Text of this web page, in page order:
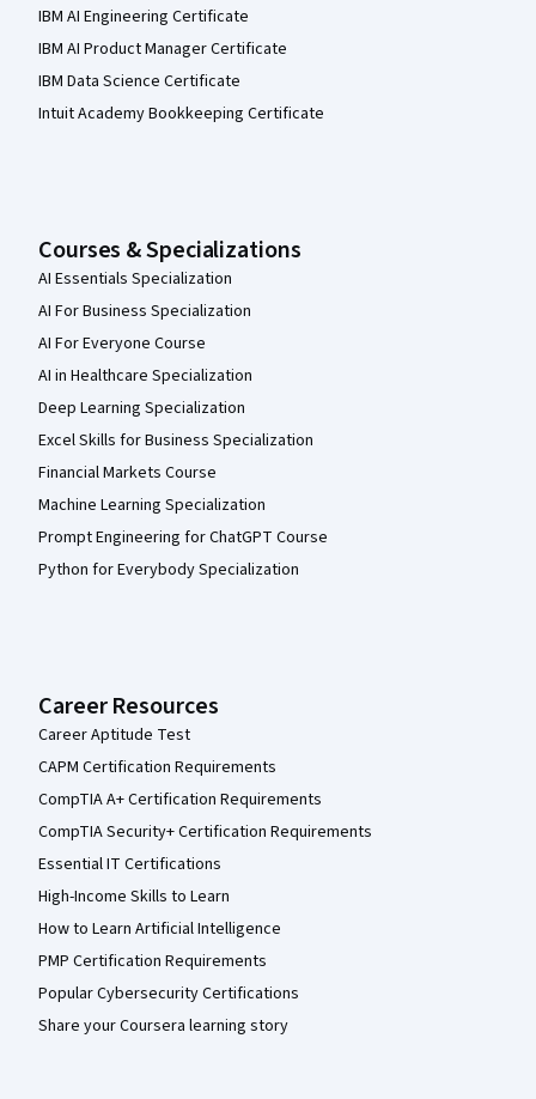
IBM AI Engineering Certificate
IBM AI Product Manager Certificate
IBM Data Science Certificate
Intuit Academy Bookkeeping Certificate
Courses & Specializations
AI Essentials Specialization
AI For Business Specialization
AI For Everyone Course
AI in Healthcare Specialization
Deep Learning Specialization
Excel Skills for Business Specialization
Financial Markets Course
Machine Learning Specialization
Prompt Engineering for ChatGPT Course
Python for Everybody Specialization
Career Resources
Career Aptitude Test
CAPM Certification Requirements
CompTIA A+ Certification Requirements
CompTIA Security+ Certification Requirements
Essential IT Certifications
High-Income Skills to Learn
How to Learn Artificial Intelligence
PMP Certification Requirements
Popular Cybersecurity Certifications
Share your Coursera learning story